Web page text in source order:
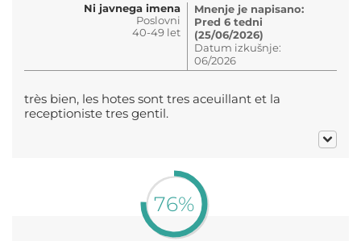
Ni javnega imena
Poslovni
40-49 let
Mnenje je napisano:
Pred 6 tedni
(25/06/2026)
Datum izkušnje:
06/2026
très bien, les hotes sont tres aceuillant et la
receptioniste tres gentil.
76%